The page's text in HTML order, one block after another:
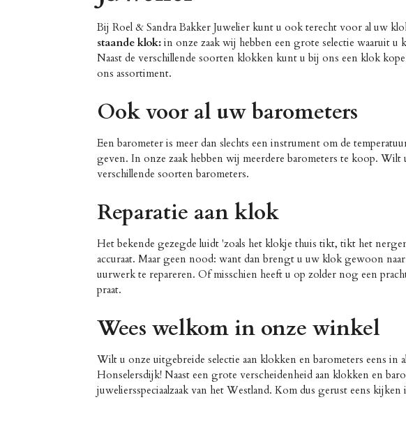
Bij Roel & Sandra Bakker Juwelier kunt u ook terecht voor al uw
staande klok: in onze zaak wij hebben een grote selectie waaruit
Naast de verschillende soorten klokken kunt u bij ons een klok
ons assortiment.
Ook voor al uw barometers
Een barometer is meer dan slechts een instrument om de
geven. In onze zaak hebben wij meerdere barometers te koop. Wilt
verschillende soorten barometers.
Reparatie aan klok
Het bekende gezegde luidt 'zoals het klokje thuis tikt, tikt het
accuraat. Maar geen nood: want dan brengt u uw klok gewoon
uurwerk te repareren. Of misschien heeft u op zolder nog een
praat.
Wees welkom in onze winkel
Wilt u onze uitgebreide selectie aan klokken en barometers eens
Honselersdijk! Naast een grote verscheidenheid aan klokken en
juweliersspeciaalzaak van het Westland. Kom dus gerust eens